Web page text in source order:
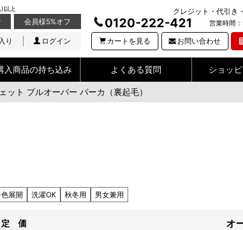
以上
会員様5%オフ
り ログイン
クレジット・代引き
0120-222-421 営業時間
カートを見る お問い合わせ
入商品の持ち込み よくある質問 ショッ
ット プルオーバー パーカ（裏起毛）
色展開 洗濯OK 秋冬用 男女兼用
定 価 オ